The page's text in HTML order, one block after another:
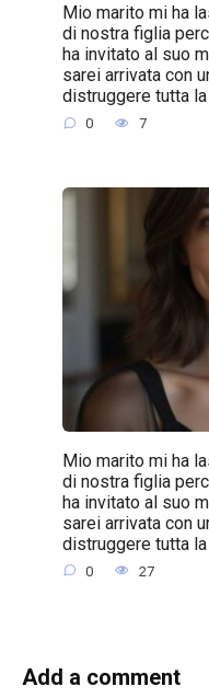
Mio marito mi ha
di nostra figlia
ha invitato al suo
sarei arrivata con
distruggere tutta
0 7
Mio marito mi ha
di nostra figlia
ha invitato al suo
sarei arrivata con
distruggere tutta
0 27
Add a comment